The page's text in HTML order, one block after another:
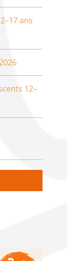
ans
12–